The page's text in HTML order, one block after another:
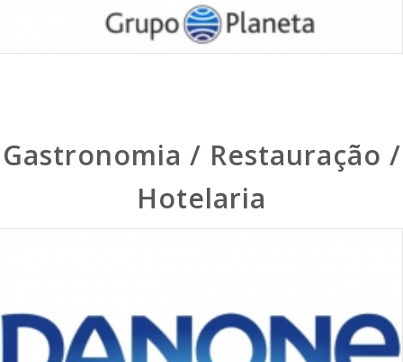
Gastronomia / Restauração /
Hotelaria